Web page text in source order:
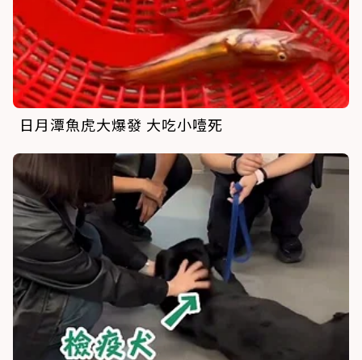
日月潭魚虎大爆發 大吃小噎死